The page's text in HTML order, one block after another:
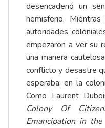
desencadenó un
hemisferio.
autoridades
empezaron a ver su
una manera
conflicto y desastre
esperaba: en la
Como Laurent
Colony Of
Emancipation in